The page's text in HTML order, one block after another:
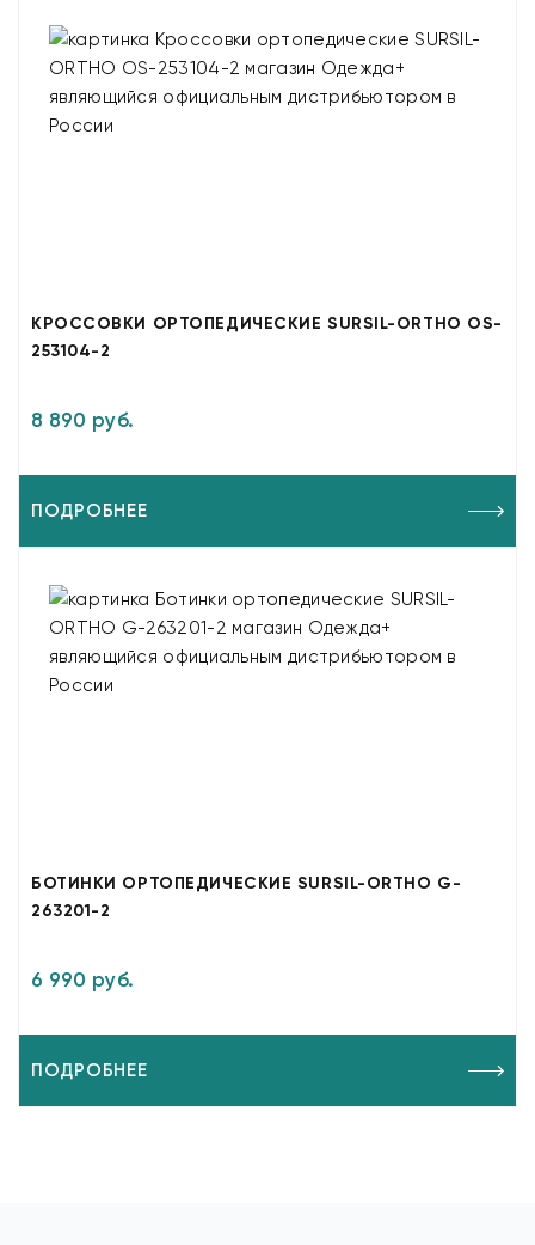
КРОССОВКИ ОРТОПЕДИЧЕСКИЕ SURSIL-ORTHO OS-
253104-2
8 890 руб.
ПОДРОБНЕЕ
БОТИНКИ ОРТОПЕДИЧЕСКИЕ SURSIL-ORTHO G-
263201-2
6 990 руб.
ПОДРОБНЕЕ